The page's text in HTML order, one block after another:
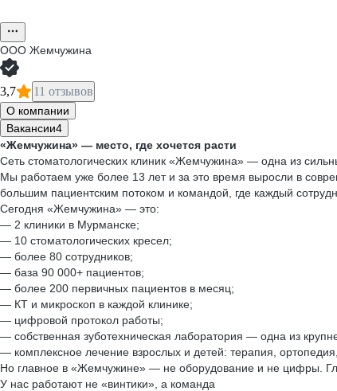
ООО Жемчужина
3,7 11 отзывов
О компании
Вакансии4
«Жемчужина» — место, где хочется расти
Сеть стоматологических клиник «Жемчужина» — одна из
Мы работаем уже более 13 лет и за это время выросли в
большим пациентским потоком и командой, где каждый
Сегодня «Жемчужина» — это:
— 2 клиники в Мурманске;
— 10 стоматологических кресел;
— более 80 сотрудников;
— база 90 000+ пациентов;
— более 200 первичных пациентов в месяц;
— КТ и микроскоп в каждой клинике;
— цифровой протокол работы;
— собственная зуботехническая лаборатория — одна из
— комплексное лечение взрослых и детей: терапия,
Но главное в «Жемчужине» — не оборудование и не цифры.
У нас работают не «винтики», а команда